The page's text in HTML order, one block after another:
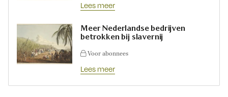
Lees meer
Meer Nederlandse bedrijven
betrokken bij slavernij
Voor abonnees
Lees meer